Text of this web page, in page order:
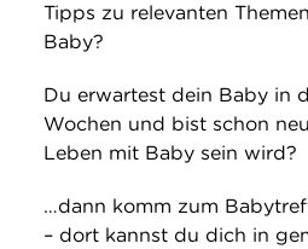
Tipps zu relevanten
Baby?
Du erwartest dein Baby in
Wochen und bist schon
Leben mit Baby sein wird?
…dann komm zum
– dort kannst du dich in